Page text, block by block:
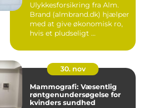
Ulykkesforsikring fra Alm.
Brand (almbrand.dk) hjælper
med at give økonomisk ro,
hvis et pludseligt ...
30. nov
Mammografi: Væsentlig
røntgenundersøgelse for
kvinders sundhed